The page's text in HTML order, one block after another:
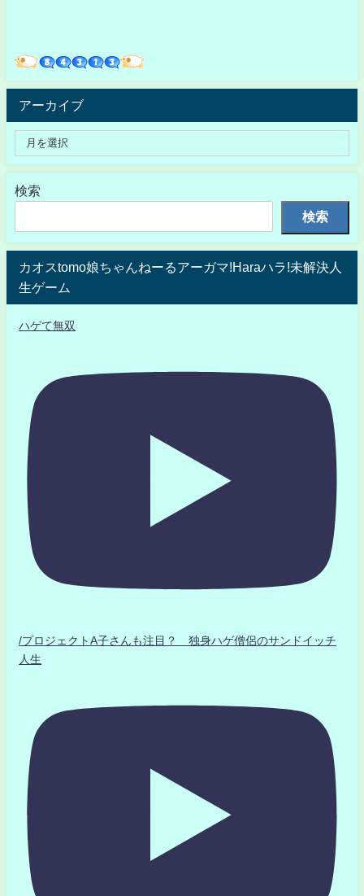
アーカイブ
検索
検索
カオスtomo娘ちゃんねーるアーガマ!Haraハラ!未解決人
生ゲーム
ハゲて無双
/プロジェクトA子さんも注目？ 独身ハゲ僧侶のサンドイッチ
人生